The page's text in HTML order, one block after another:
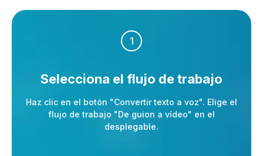
1
Selecciona el flujo de trabajo
Haz clic en el botón "Convertir texto a voz". Elige el
flujo de trabajo "De guion a vídeo" en el
desplegable.